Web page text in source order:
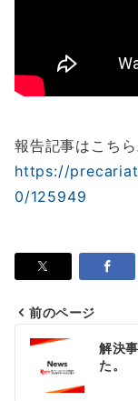
報告記事はこちら
https://
0/125949
投
前のページ
解決
た。